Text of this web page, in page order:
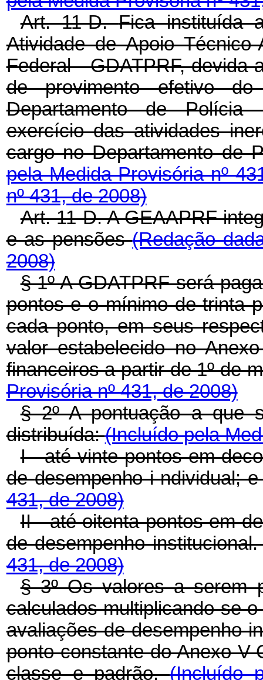
Art. 11-D.Fica instituída
Atividade de Apoio
Federal - GDATPRF, devida
de provimento efetivo
Departamento de Polícia
exercício das atividades
cargo no Departamento de
pela Medida Provisória nº
nº 431, de 2008)
Art. 11-D. A GEAAPRF
e as pensões(Redação
2008)
§ 1º A GDATPRF será
pontos e o mínimo de trinta
cada ponto, em seus
valor estabelecido no
financeiros a partir de 1º de
Provisória nº 431, de 2008)
§ 2º A pontuação a que
distribuída:(Incluído pela
I - até vinte pontos em
dedesempenho individual;
431, de 2008)
II - até oitenta pontos em
de desempenho
431, de 2008)
§ 3º Os valores a serem
calculados multiplicando-se
avaliações de desempenho
ponto constante do Anexo
classe e padrão.(Incluído